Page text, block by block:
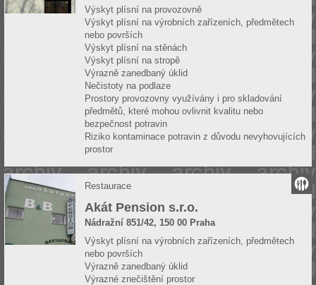
Výskyt plísní na provozovně
Výskyt plísní na výrobních zařízeních, předmětech
nebo površích
Výskyt plísní na stěnách
Výskyt plísní na stropě
Výrazně zanedbaný úklid
Nečistoty na podlaze
Prostory provozovny využívány i pro skladování
předmětů, které mohou ovlivnit kvalitu nebo
bezpečnost potravin
Riziko kontaminace potravin z důvodu nevyhovujících
prostor
Restaurace
Akát Pension s.r.o.
Nádražní 851/42, 150 00 Praha
Výskyt plísní na výrobních zařízeních, předmětech
nebo površích
Výrazně zanedbaný úklid
Výrazné znečištění prostor